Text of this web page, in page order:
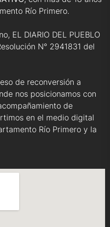
Río Primero.
EL DIARIO DEL PUEBLO
N° 2941831 del
de reconversión a
nos posicionamos con
de
en el medio digital
Río Primero y la